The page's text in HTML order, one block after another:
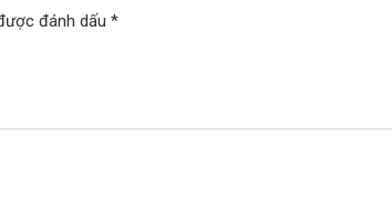
do mụn gây ra, đồng thời bảo vệ làn da
đánh dấu *